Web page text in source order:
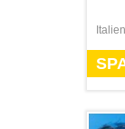
Italien